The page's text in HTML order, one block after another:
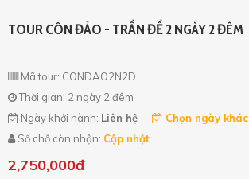
TOUR CÔN ĐẢO - TRẦN ĐỀ 2 NGÀY 2 ĐÊM
Mã tour: CONDAO2N2D
Thời gian: 2 ngày 2 đêm
Ngày khởi hành: Liên hệ
Chọn ngày khác
Số chỗ còn nhận: Cập nhật
2,750,000đ